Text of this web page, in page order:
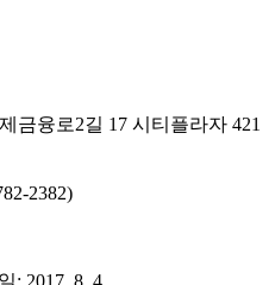
금융로2길 17 시티플라자 421
2382)
: 2017. 8. 4